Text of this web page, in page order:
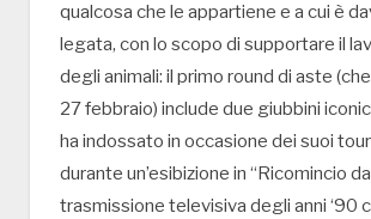
qualcosa che le appartiene e a cui è
legata, con lo scopo di supportare il
degli animali: il primo round di aste
27 febbraio) include due giubbini
ha indossato in occasione dei suoi
durante un’esibizione in “Ricomincio da
trasmissione televisiva degli anni ‘90